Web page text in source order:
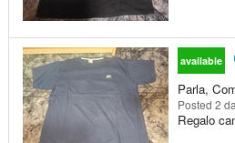
available
Parla,
Posted 2
Regalo